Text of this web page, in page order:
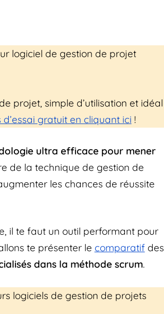
logiciel de gestion de projet
projet, simple d’utilisation et idéal
d’essai gratuit en cliquant ici !
ultra efficace pour mener
de la technique de gestion de
les chances de réussite
il te faut un outil performant pour
te présenter le comparatifdes
dans la méthode scrum.
logiciels de gestion de projets